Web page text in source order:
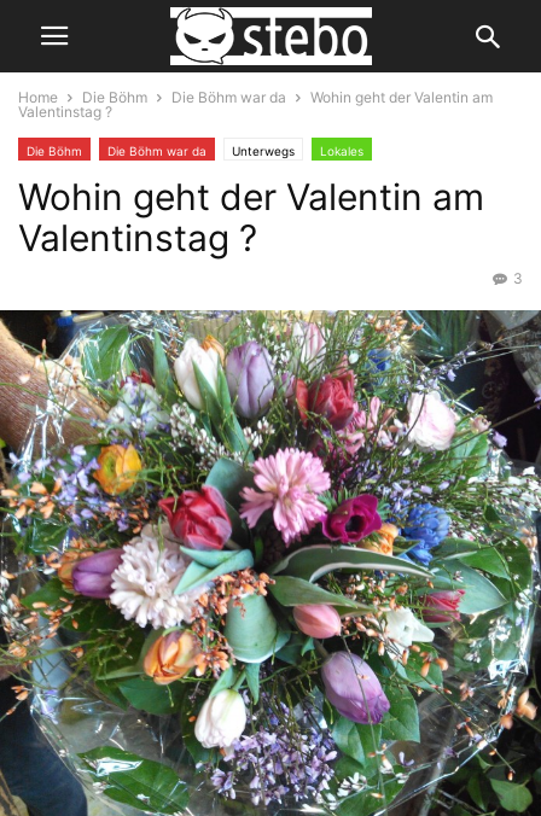
Home Die Böhm Die Böhm war da
Wohin geht der Valentin am
Valentinstag ?
Die Böhm Die Böhm war da Unterwegs Lokales
Wohin geht der Valentin am
Valentinstag ?
3